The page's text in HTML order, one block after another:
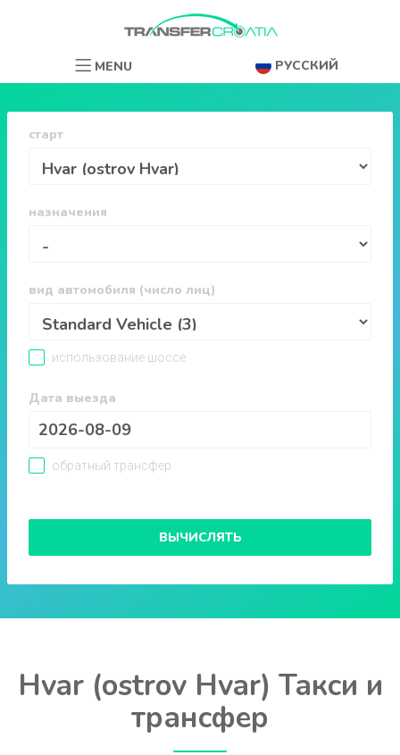
РУССКИЙ
MENU
старт
назначения
вид автомобиля (число лиц)
использование шоссе
Дата выезда
обратный трансфер
ВЫЧИСЛЯТЬ
Hvar (ostrov Hvar) Такси и
трансфер